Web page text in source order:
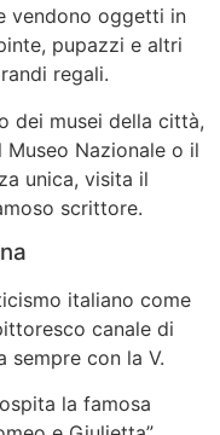
vendono oggetti in
pupazzi e altri
regali.
dei musei della città,
Nazionale o il
unica, visita il
scrittore.
italiano come
canale di
sempre con la V.
la famosa